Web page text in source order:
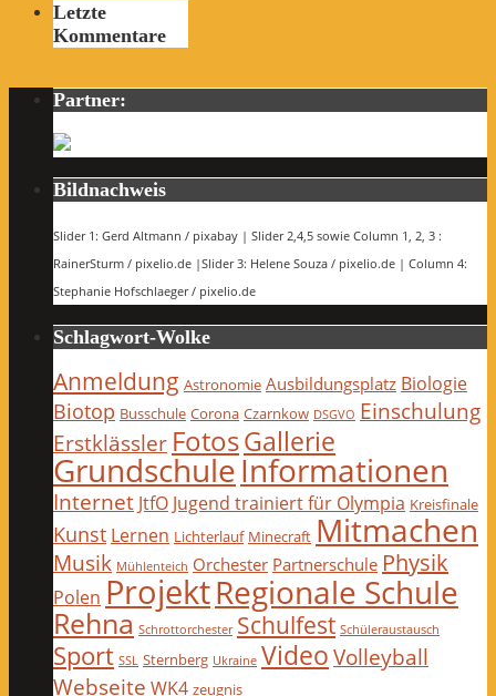
Letzte
Kommentare
Partner:
Bildnachweis
Slider 1: Gerd Altmann / pixabay | Slider 2,4,5 sowie Column 1, 2, 3 :
RainerSturm / pixelio.de |Slider 3: Helene Souza / pixelio.de | Column 4:
Stephanie Hofschlaeger / pixelio.de
Schlagwort-Wolke
Anmeldung Astronomie Ausbildungsplatz Biologie
Biotop Busschule Corona Czarnkow DSGVO Einschulung
Erstklässler FotosGallerie
GrundschuleInformationen
Internet JtfO Jugend trainiert für Olympia Kreisfinale
Kunst Lernen Lichterlauf Minecraft Mitmachen
Musik Mühlenteich Orchester Partnerschule Physik
Polen ProjektRegionale Schule
Rehna Schrottorchester Schulfest Schüleraustausch
Sport SSL Sternberg Ukraine VideoVolleyball
Webseite WK4 zeugnis